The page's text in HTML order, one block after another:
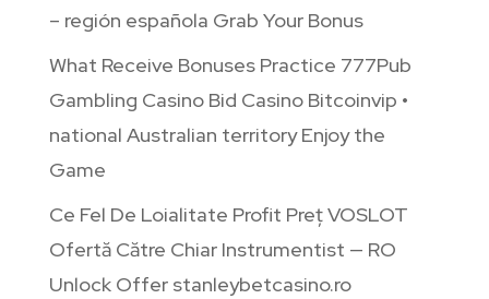
– región española Grab Your Bonus
What Receive Bonuses Practice 777Pub
Gambling Casino Bid Casino Bitcoinvip •
national Australian territory Enjoy the
Game
Ce Fel De Loialitate Profit Preț VOSLOT
Ofertă Către Chiar Instrumentist — RO
Unlock Offer stanleybetcasino.ro